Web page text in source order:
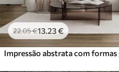
22.05€13 .23€